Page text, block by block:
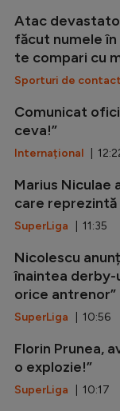
Atac
făcut numele în
te compari cu
Sporturi de contact
Comunicat
ceva!”
Internațional |
Marius Niculae
care reprezintă
SuperLiga | 11:35
Nicolescu
înaintea derby-
orice antrenor”
SuperLiga | 10:56
Florin Prunea,
o explozie!”
SuperLiga | 10:17